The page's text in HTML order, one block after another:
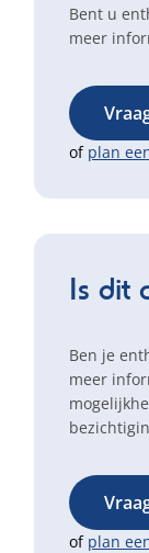
Bent u
meer
of plan
Is dit
Ben je
meer
of plan